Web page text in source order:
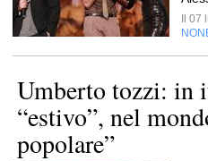
Il
Umberto tozzi: in
“estivo”, nel
popolare”